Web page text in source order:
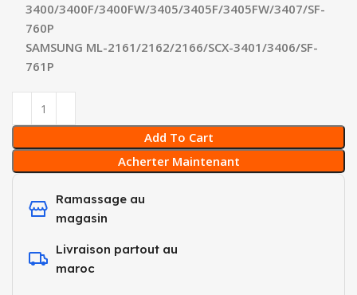
3400/3400F/3400FW/3405/3405F/3405FW/3407/SF-
760P
SAMSUNG ML-2161/2162/2166/SCX-3401/3406/SF-
761P
Add To Cart
Acherter Maintenant
Ramassage au
magasin
Livraison partout au
maroc